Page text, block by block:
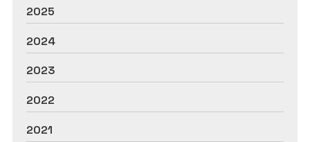
2025
2024
2023
2022
2021